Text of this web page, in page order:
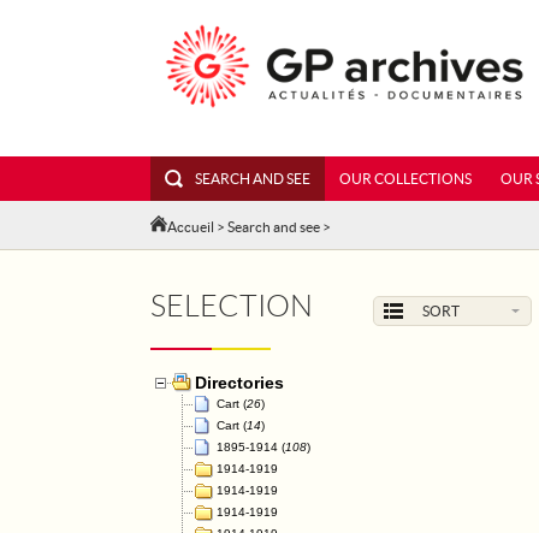
SEARCH AND SEE OUR COLLECTIONS OUR
Accueil > Search and see >
SELECTION SORT